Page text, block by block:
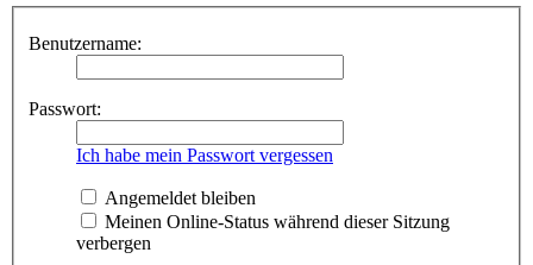
Benutzername:
Passwort:
Ich habe mein Passwort vergessen
Angemeldet bleiben
Meinen Online-Status während dieser Sitzung
verbergen